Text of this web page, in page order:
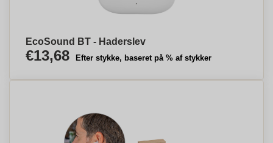
EcoSound BT - Haderslev
€13,68 Efter stykke, baseret på % af stykker